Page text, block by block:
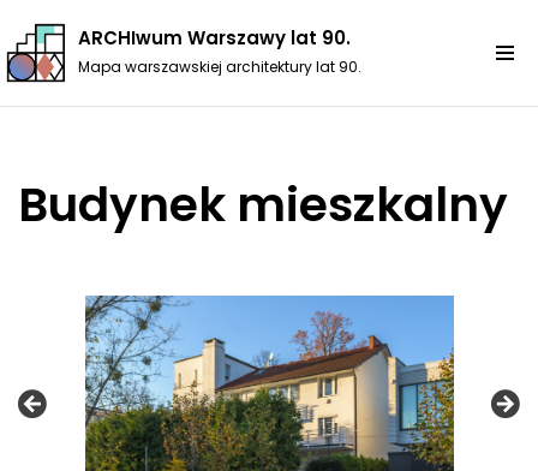
Przejdź
ARCHIwum Warszawy lat 90.
Mapa warszawskiej architektury lat 90.
Budynek mieszkalny